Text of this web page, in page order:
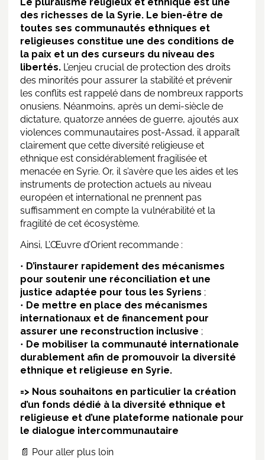
des richesses de la Syrie. Le bien-être de
toutes ses communautés ethniques et
religieuses constitue une des conditions de
la paix et un des curseurs du niveau des
libertés. L’enjeu crucial de protection des droits
des minorités pour assurer la stabilité et prévenir
les conflits est rappelé dans de nombreux rapports
onusiens. Néanmoins, après un demi-siècle de
dictature, quatorze années de guerre, ajoutés aux
violences communautaires post-Assad, il apparaît
clairement que cette diversité religieuse et
ethnique est considérablement fragilisée et
menacée en Syrie. Or, il s’avère que les aides et les
instruments de protection actuels au niveau
européen et international ne prennent pas
suffisamment en compte la vulnérabilité et la
fragilité de cet écosystème.
Ainsi, L’Œuvre d’Orient recommande :
• D’instaurer rapidement des mécanismes
pour soutenir une réconciliation et une
justice adaptée pour tous les Syriens ;
• De mettre en place des mécanismes
internationaux et de financement pour
assurer une reconstruction inclusive ;
• De mobiliser la communauté internationale
durablement afin de promouvoir la diversité
ethnique et religieuse en Syrie.
=> Nous souhaitons en particulier la création
d’un fonds dédié à la diversité ethnique et
religieuse et d’une plateforme nationale pour
le dialogue intercommunautaire
📄 Pour aller plus loin